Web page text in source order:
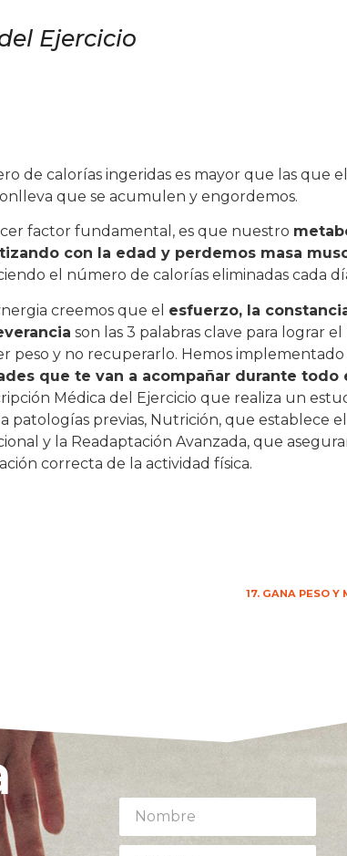
Ejercicio
de calorías ingeridas es mayor que las que
que se acumulen y engordemos.
factor fundamental, es que nuestro
con la edad y perdemos masa
el número de calorías eliminadas cada
creemos que el esfuerzo, la
son las 3 palabras clave para lograr
peso y no recuperarlo. Hemos
que te van a acompañar durante todo
Médica del Ejercicio que realiza un
patologías previas, Nutrición, que establece
y la Readaptación Avanzada, que
correcta de la actividad física.
17. GANA PESO Y